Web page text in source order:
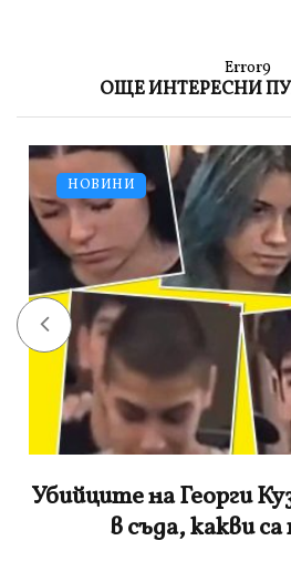
Error9
ОЩЕ ИНТЕРЕСНИ
НОВИНИ
Убийците на Георги
в съда, какви са